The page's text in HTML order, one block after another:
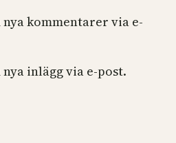
kommentarer via e-
inlägg via e-post.